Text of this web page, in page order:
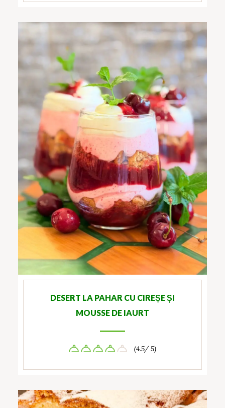
DESERT LA PAHAR CU CIREȘE ȘI
MOUSSE DE IAURT
(4.5/ 5)